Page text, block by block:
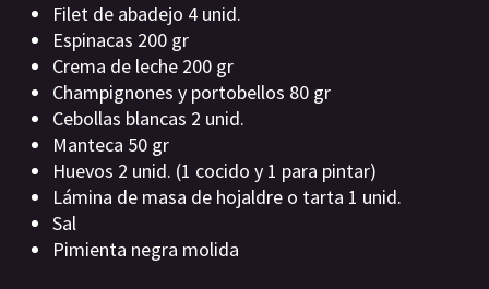
Filet de abadejo 4 unid.
Espinacas 200 gr
Crema de leche 200 gr
Champignones y portobellos 80 gr
Cebollas blancas 2 unid.
Manteca 50 gr
Huevos 2 unid. (1 cocido y 1 para pintar)
Lámina de masa de hojaldre o tarta 1 unid.
Sal
Pimienta negra molida